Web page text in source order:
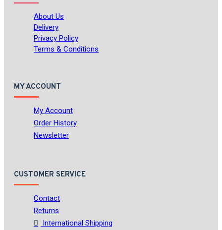
About Us
Delivery
Privacy Policy
Terms & Conditions
MY ACCOUNT
My Account
Order History
Newsletter
CUSTOMER SERVICE
Contact
Returns
International Shipping